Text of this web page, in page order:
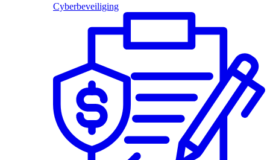
Cyberbeveiliging